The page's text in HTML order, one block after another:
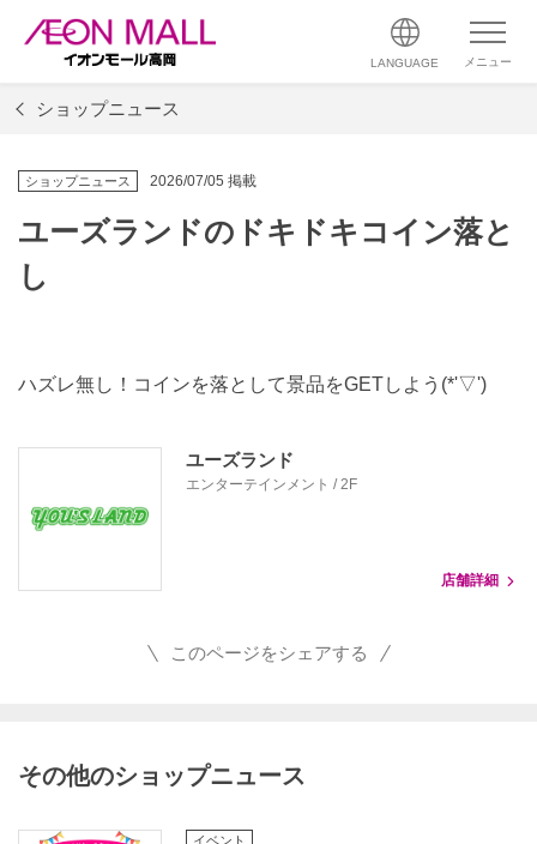
LANGUAGE メニュー
ショップニュース
ショップニュース 2026/07/05 掲載
ユーズランドのドキドキコイン落と
し
ハズレ無し！コインを落として景品をGETしよう(*'▽')
ユーズランド
エンターテインメント / 2F
店舗詳細
このページをシェアする
その他のショップニュース
イベント